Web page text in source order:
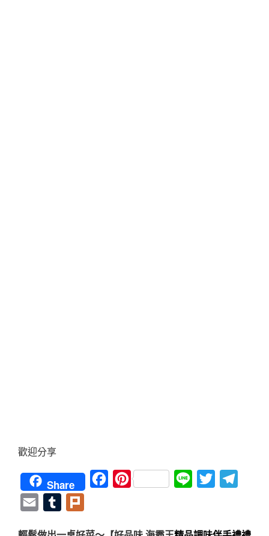
歡迎分享
Share FacebookPinterest Line Twitter
Email Tumblr